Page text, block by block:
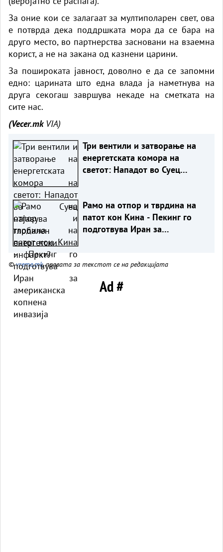
За оние кои се залагаат за мултиполарен свет, ова
е потврда дека поддршката мора да се бара на
друго место, во партнерства засновани на взаемна
корист, а не на закана од казнени царини.
За пошироката јавност, доволно е да се запомни
едно: царината што една влада ја наметнува на
друга секогаш завршува некаде на сметката на
сите нас.
(Vecer.mk VIA)
Три вентили и затворање на
енергетската комора на
светот: Нападот во Суец
Рамо на отпор и тврдина на
патот кон Кина - Пекинг го
подготвува Иран за
©vreme.mk, правата за текстот се на редакцијата
Ad #